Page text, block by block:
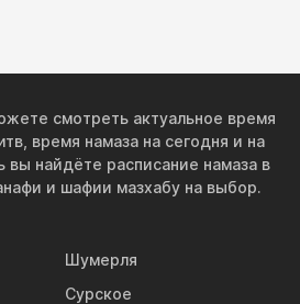
смотреть актуальное время
время намаза на сегодня и на
вы найдёте расписание намаза в
и шафии мазхабу на выбор.
Шумерля
Сурское